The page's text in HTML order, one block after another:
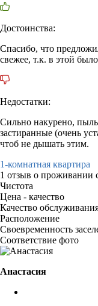
Достоинства:
Спасибо, что
свежее, т.к. в этой
Недостатки:
Сильно накурено,
застиранные (очень
чтоб не дышать этим.
1-комнатная квартира
1 отзыв о проживании
Чистота
Цена - качество
Качество
Расположение
Своевременность
Соответствие фото
Анастасия